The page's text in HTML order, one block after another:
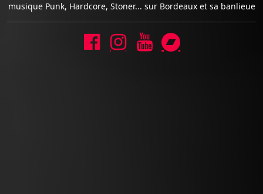
musique Punk, Hardcore, Stoner... sur Bordeaux et sa banlieue